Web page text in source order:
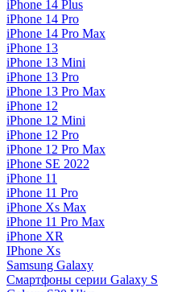
iPhone 14 Plus
iPhone 14 Pro
iPhone 14 Pro Max
iPhone 13
iPhone 13 Mini
iPhone 13 Pro
iPhone 13 Pro Max
iPhone 12
iPhone 12 Mini
iPhone 12 Pro
iPhone 12 Pro Max
iPhone SE 2022
iPhone 11
iPhone 11 Pro
iPhone Xs Max
iPhone 11 Pro Max
iPhone XR
IPhone Xs
Samsung Galaxy
Смартфоны серии Galaxy S